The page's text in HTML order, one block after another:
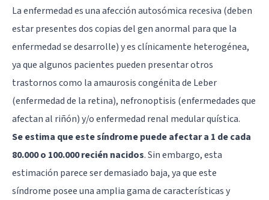
La enfermedad es una afección autosómica recesiva (deben
estar presentes dos copias del gen anormal para que la
enfermedad se desarrolle) y es clínicamente heterogénea,
ya que algunos pacientes pueden presentar otros
trastornos como la amaurosis congénita de Leber
(enfermedad de la retina), nefronoptisis (enfermedades que
afectan al riñón) y/o enfermedad renal medular quística.
Se estima que este síndrome puede afectar a 1 de cada
80.000 o 100.000 recién nacidos. Sin embargo, esta
estimación parece ser demasiado baja, ya que este
síndrome posee una amplia gama de características y